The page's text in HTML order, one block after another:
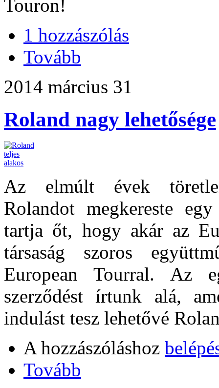
Touron!
1 hozzászólás
Tovább
2014 március 31
Roland nagy lehetősége
Az elmúlt évek
Rolandot megkereste
tartja őt, hogy akár az
társaság szoros
European Tourral. Az
szerződést írtunk alá,
indulást tesz lehetővé
A hozzászóláshoz
Tovább